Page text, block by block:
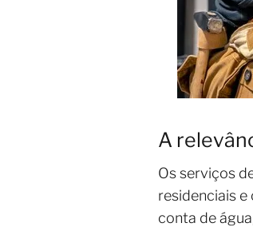
A
Os serviços
residenciais
conta de